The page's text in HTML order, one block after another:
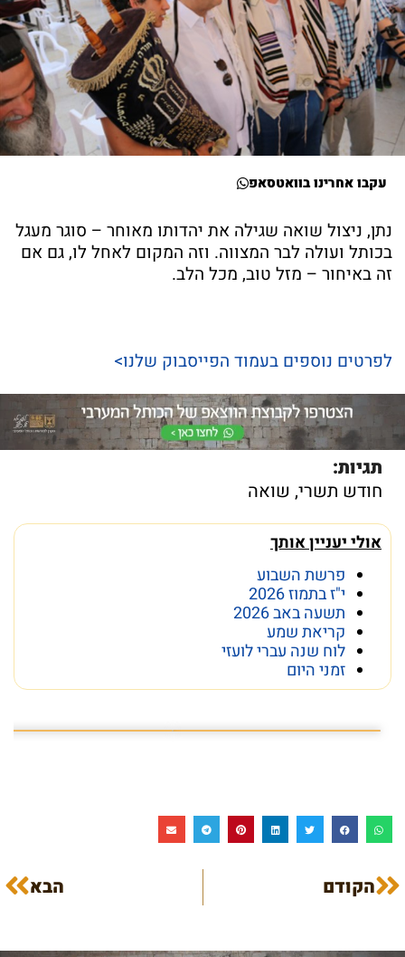
עקבו אחרינו בוואטסאפ
נתן, ניצול שואה שגילה את יהדותו מאוחר – סוגר מעגל
בכותל ועולה לבר המצווה. וזה המקום לאחל לו, גם אם
זה באיחור – מזל טוב, מכל הלב.
לפרטים נוספים בעמוד הפייסבוק שלנו>
תגיות:
חודש תשרי, שואה
אולי יעניין אותך
פרשת השבוע
י"ז בתמוז 2026
תשעה באב 2026
קריאת שמע
לוח שנה עברי לועזי
זמני היום
הקודם הבא